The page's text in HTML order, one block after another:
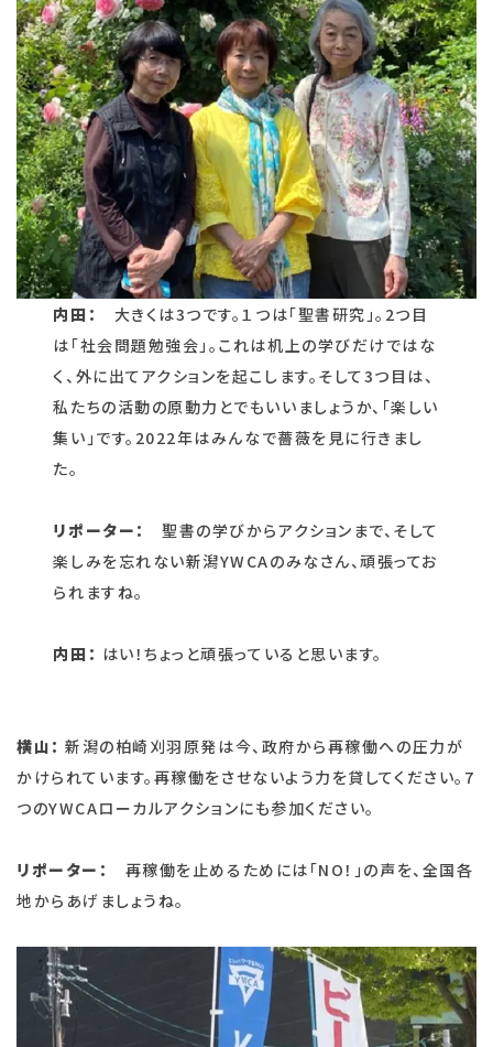
内田： 大きくは3つです。１つは「聖書研究」。2つ目
は「社会問題勉強会」。これは机上の学びだけではな
く、外に出てアクションを起こします。そして3つ目は、
私たちの活動の原動力とでもいいましょうか、「楽しい
集い」です。2022年はみんなで薔薇を見に行きまし
た。
リポーター：聖書の学びからアクションまで、そして
楽しみを忘れない新潟YWCAのみなさん、頑張ってお
られますね。
内田： はい！ちょっと頑張っていると思います。
横山：新潟の柏崎刈羽原発は今、政府から再稼働への圧力が
かけられています。再稼働をさせないよう力を貸してください。7
つのYWCAローカルアクションにも参加ください。
リポーター： 再稼働を止めるためには「NO！」の声を、全国各
地からあげましょうね。